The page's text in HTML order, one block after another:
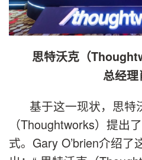
思特沃克（
总经理
基于这一现状，思特
（Thoughtworks）提出
式。Gary O’brien介绍了